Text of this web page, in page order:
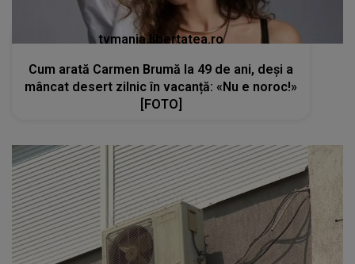
tvmania.libertatea.ro
Cum arată Carmen Brumă la 49 de ani, deși a
mâncat desert zilnic în vacanță: «Nu e noroc!»
[FOTO]